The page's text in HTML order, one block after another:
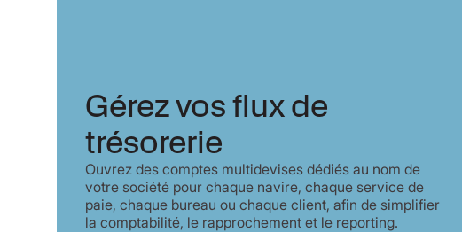
Gérez vos flux de
trésorerie
Ouvrez des comptes multidevises dédiés au nom de
votre société pour chaque navire, chaque service de
paie, chaque bureau ou chaque client, afin de simplifier
la comptabilité, le rapprochement et le reporting.